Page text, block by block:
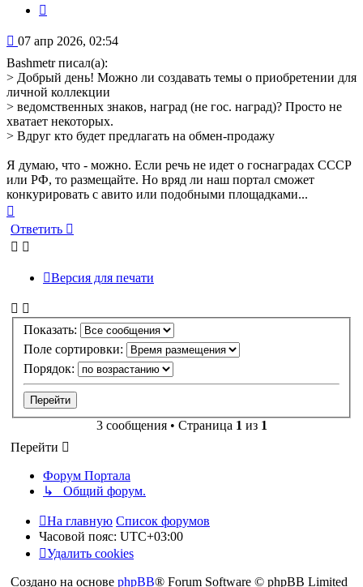
Сообщение
07 апр 2026, 02:54
Bashmetr писал(а):
> Добрый день! Можно ли создавать темы о приобретении для
личной коллекции
> ведомственных знаков, наград (не гос. наград)? Просто не
хватает некоторых.
> Вдруг кто будет предлагать на обмен-продажу
Я думаю, что - можно. Если речь не идет о госнаградах СССР
или РФ, то размещайте. Но вряд ли наш портал сможет
конкурировать с авито или подобными площадками...
к
началу
Ответить
Версия для печати
Показать:
Поле сортировки:
Порядок:
3 сообщения • Страница 1из 1
Перейти
Форум Портала
↳ Общий форум.
На главную Список форумов
Часовой пояс: UTC+03:00
Удалить cookies
Создано на основе phpBB® Forum Software © phpBB Limited